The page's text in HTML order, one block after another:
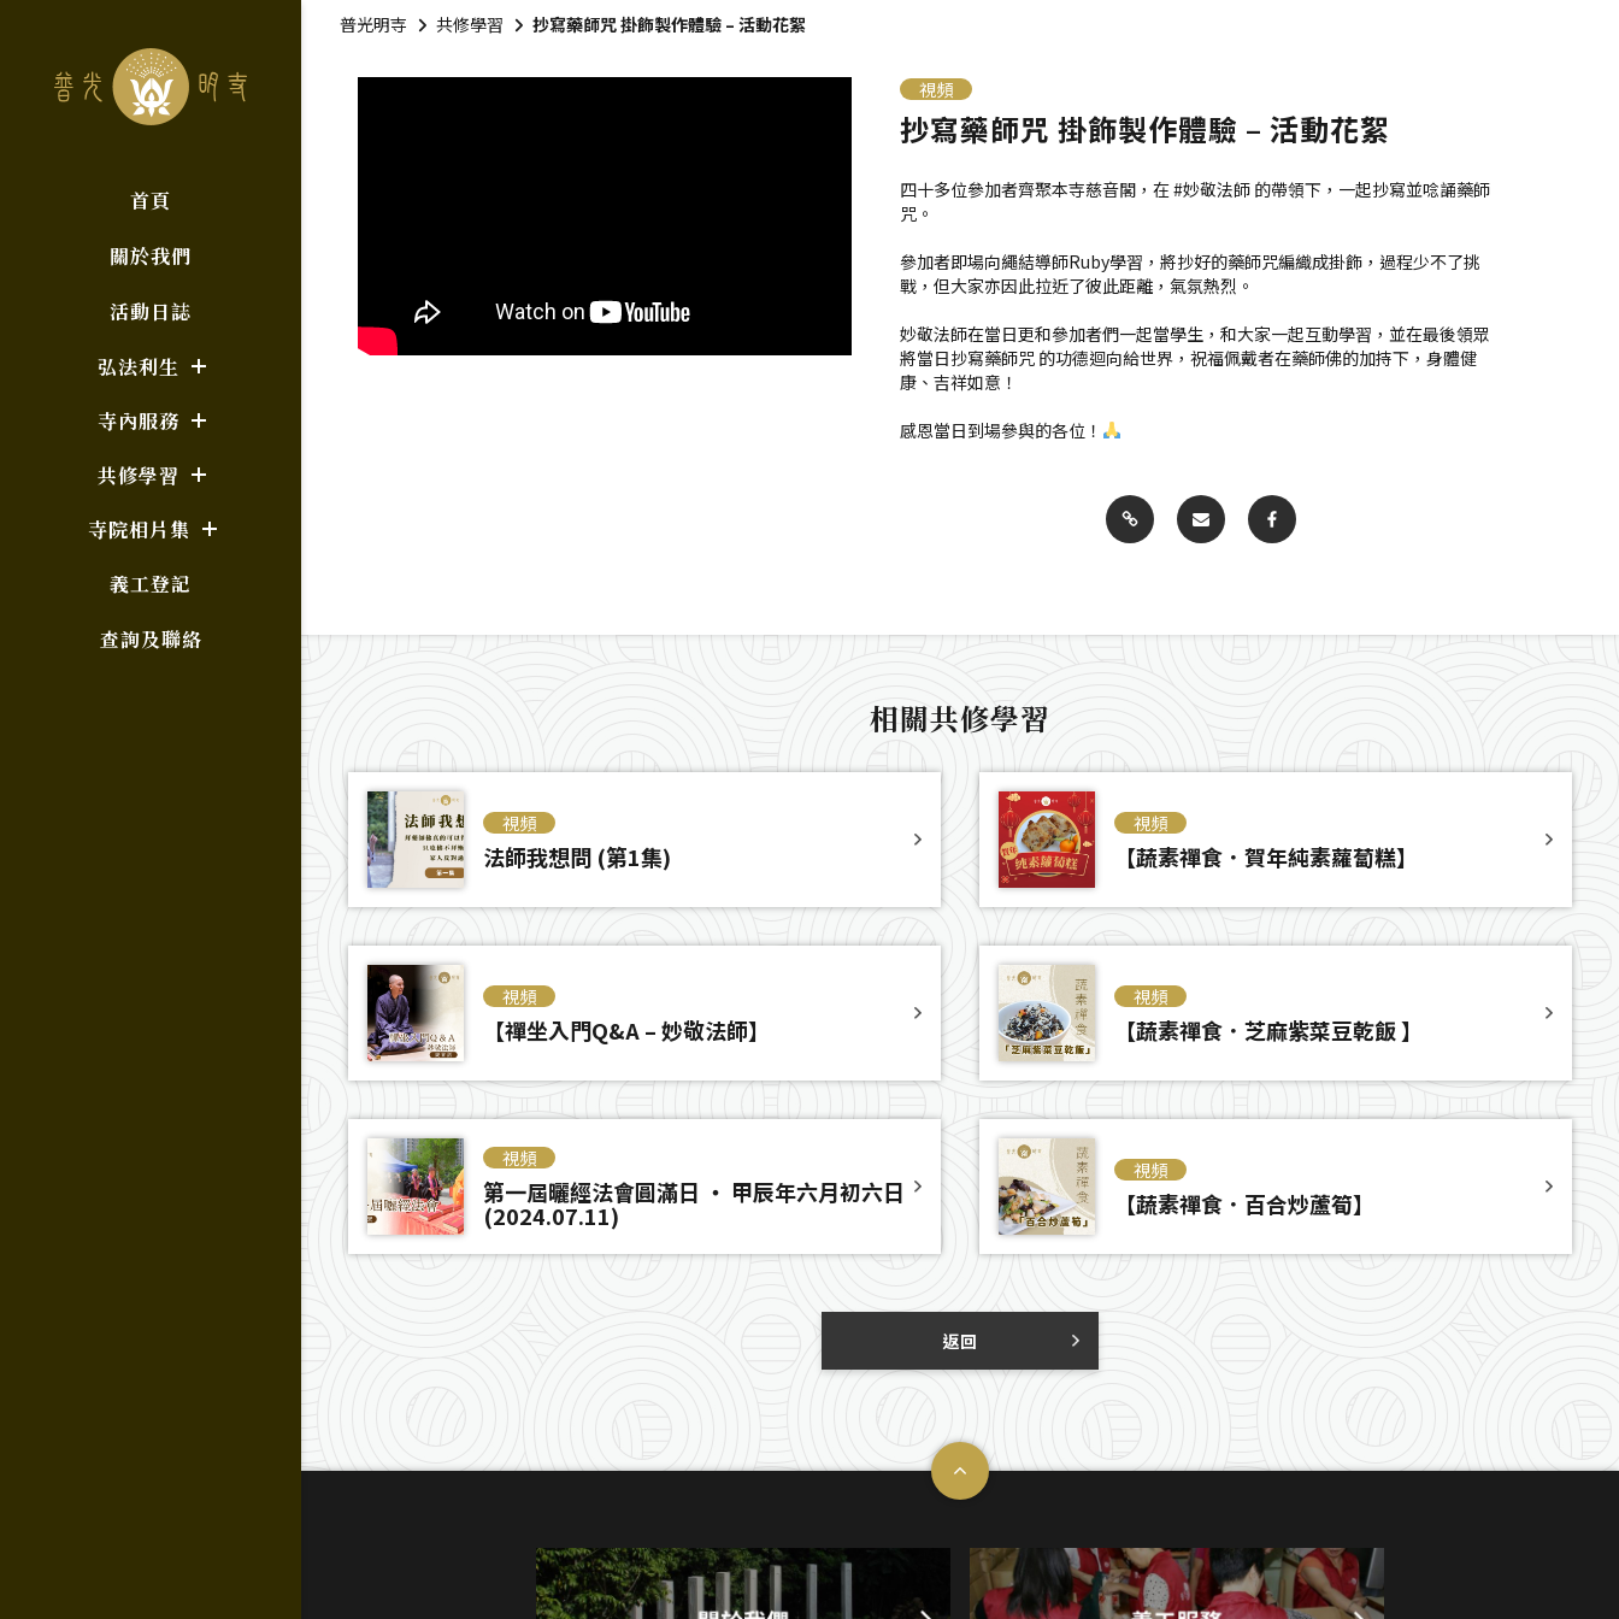
首頁
關於我們
活動日誌
弘法利生
寺內服務
共修學習
寺院相片集
義工登記
查詢及聯絡
普光明寺 共修學習 抄寫藥師咒 掛飾製作體驗 – 活動花絮
視頻
抄寫藥師咒 掛飾製作體驗 – 活動花絮
四十多位參加者齊聚本寺慈音閣，在 #妙敬法師 的帶領下，一起抄寫並唸誦藥師
咒。
參加者即場向繩結導師Ruby學習，將抄好的藥師咒編織成掛飾，過程少不了挑
戰，但大家亦因此拉近了彼此距離，氣氛熱烈。
妙敬法師在當日更和參加者們一起當學生，和大家一起互動學習，並在最後領眾
將當日抄寫藥師咒 的功德迴向給世界，祝福佩戴者在藥師佛的加持下，身體健
康、吉祥如意！
感恩當日到場參與的各位！
相關共修學習
視頻
法師我想問 (第1集)
視頻
【蔬素禪食．賀年純素蘿蔔糕】
視頻
【禪坐入門Q&A – 妙敬法師】
視頻
【蔬素禪食．芝麻紫菜豆乾飯 】
視頻
第一屆曬經法會圓滿日 ‧ 甲辰年六月初六日
(2024.07.11)
視頻
【蔬素禪食．百合炒蘆筍】
返回